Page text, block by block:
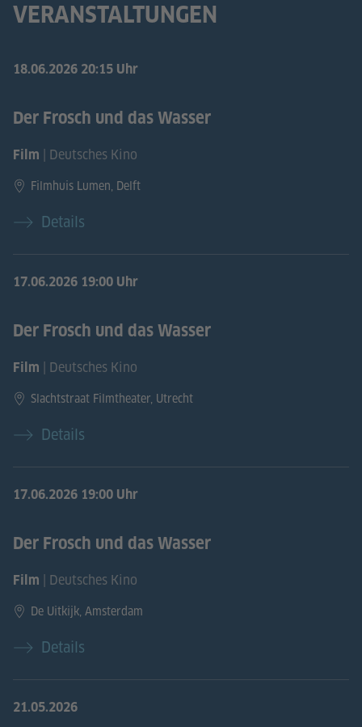
VERANSTALTUNGEN
18.06.2026 20:15 Uhr
Der Frosch und das Wasser
Film | Deutsches Kino
Filmhuis Lumen, Delft
Details
17.06.2026 19:00 Uhr
Der Frosch und das Wasser
Film | Deutsches Kino
Slachtstraat Filmtheater, Utrecht
Details
17.06.2026 19:00 Uhr
Der Frosch und das Wasser
Film | Deutsches Kino
De Uitkijk, Amsterdam
Details
21.05.2026